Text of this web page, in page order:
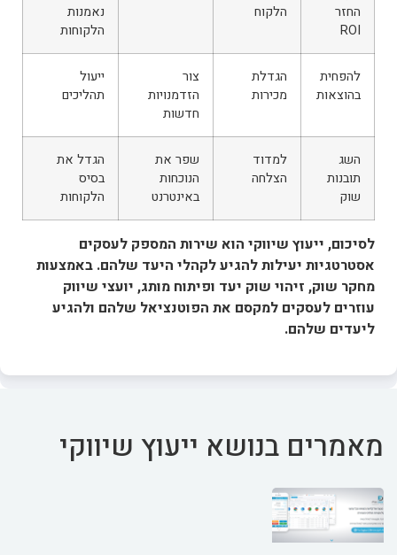
החזר
ROI
הלקוח
נאמנות
הלקוחות
להפחית
בהוצאות
הגדלת
מכירות
צור
הזדמנויות
חדשות
ייעול
תהליכים
השג
תובנות
שוק
למדוד
הצלחה
שפר את
הנוכחות
באינטרנט
הגדל את
בסיס
הלקוחות
לסיכום, ייעוץ שיווקי הוא שירות המספק לעסקים
אסטרטגיות יעילות להגיע לקהלי היעד שלהם. באמצעות
מחקר שוק, זיהוי שוק יעד ופיתוח מותג, יועצי שיווק
עוזרים לעסקים למקסם את הפוטנציאל שלהם ולהגיע
ליעדים שלהם.
מאמרים בנושא ייעוץ שיווקי